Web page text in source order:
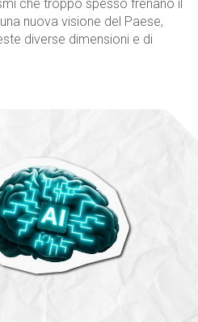
che troppo spesso frenano il
nuova visione del Paese,
diverse dimensioni e di